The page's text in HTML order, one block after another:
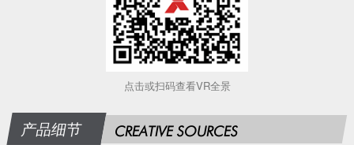
点击或扫码查看VR全景
产品细节 CREATIVE SOURCES